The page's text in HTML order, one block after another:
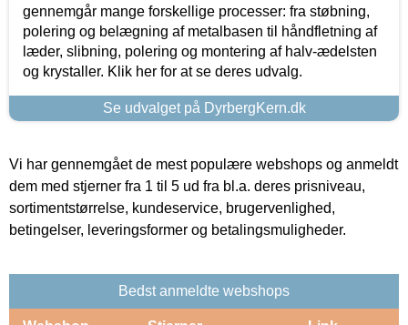
gennemgår mange forskellige processer: fra støbning,
polering og belægning af metalbasen til håndfletning af
læder, slibning, polering og montering af halv-ædelsten
og krystaller. Klik her for at se deres udvalg.
Se udvalget på DyrbergKern.dk
Vi har gennemgået de mest populære webshops og anmeldt
dem med stjerner fra 1 til 5 ud fra bl.a. deres prisniveau,
sortimentstørrelse, kundeservice, brugervenlighed,
betingelser, leveringsformer og betalingsmuligheder.
Bedst anmeldte webshops